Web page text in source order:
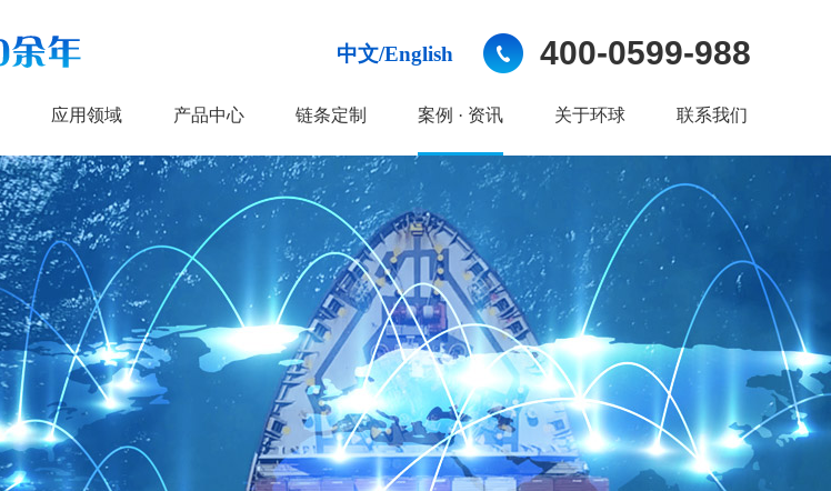
中文/English 400-0599-988
应用领域 产品中心 链条定制 案例 · 资讯 关于环球 联系我们